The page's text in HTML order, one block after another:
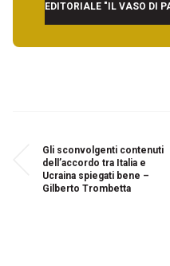
EDITORIALE "IL VASO DI
Gli sconvolgenti contenuti
dell’accordo tra Italia e
Ucraina spiegati bene –
Gilberto Trombetta